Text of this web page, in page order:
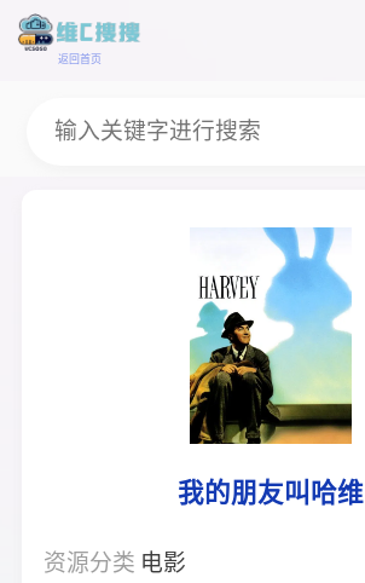
返回首页
我的朋友叫哈维
资源分类 电影